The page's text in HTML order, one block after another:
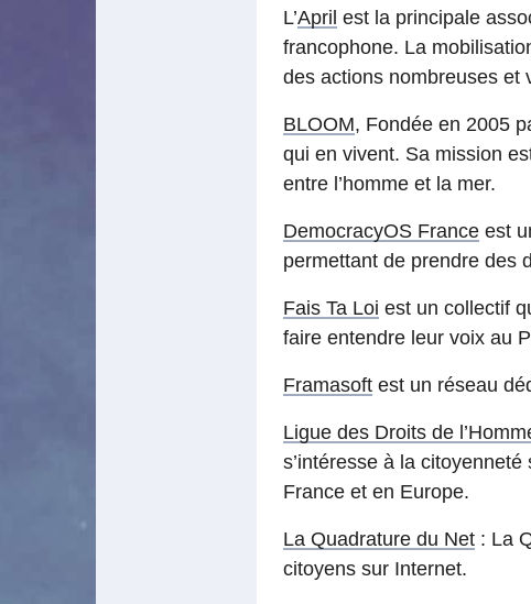
L’April est la principale
francophone. La
des actions nombreuses et
BLOOM, Fondée en 2005
qui en vivent. Sa mission
entre l’homme et la mer.
DemocracyOS Franceest
permettant de prendre des
Fais Ta Loi est un collectif
faire entendre leur voix au
Framasoftest un réseau
Ligue des Droits de
s’intéresse à la
France et en Europe.
La Quadrature du Net: La
citoyens sur Internet.